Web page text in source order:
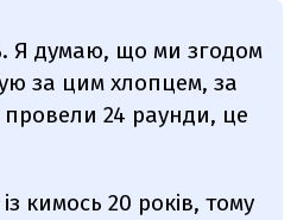
Я думаю, що ми згодом
за цим хлопцем, за
24 раунди, це
кимось 20 років, тому